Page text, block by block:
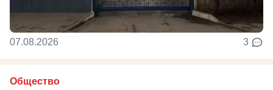
07.08.2026 3
Общество